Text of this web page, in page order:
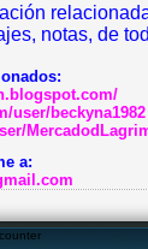
notas, de
user/beckyna1982
a: